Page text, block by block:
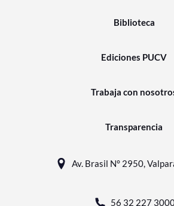
Biblioteca
Ediciones PUCV
Trabaja con
Transparencia
Av. Brasil N° 2950,
56 32 227